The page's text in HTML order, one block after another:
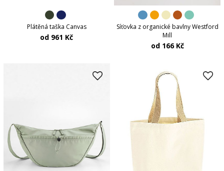
Plátěná taška Canvas
od 961 Kč
Síťovka z organické bavlny Westford
Mill
od 166 Kč